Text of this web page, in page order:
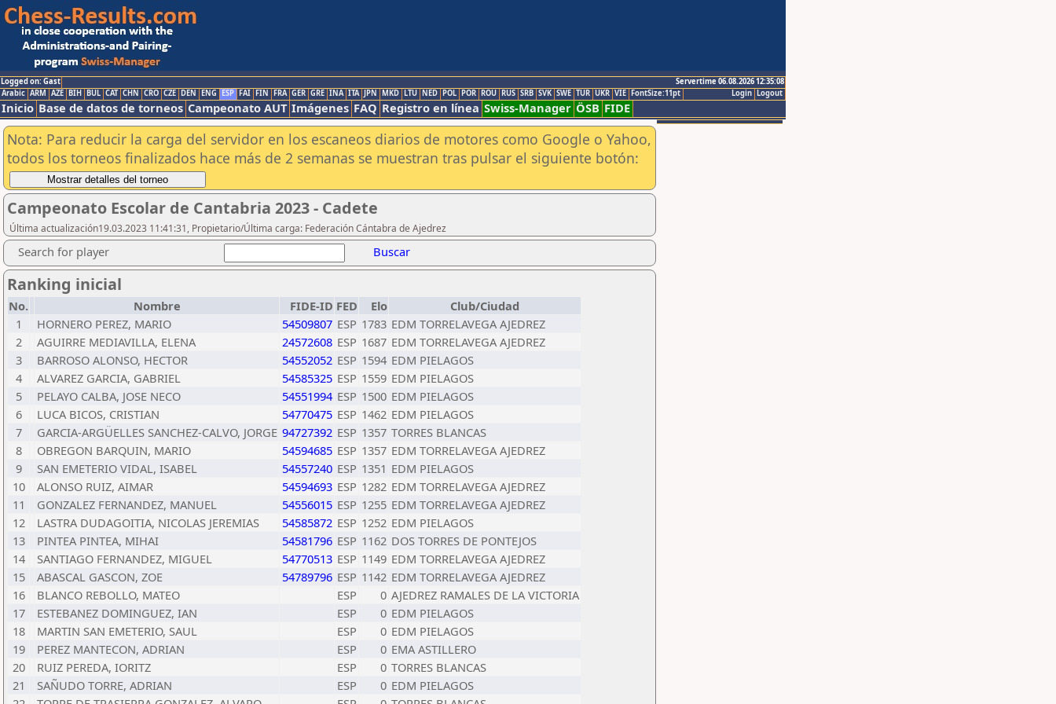
Logged on: Gast
Servertime 06.08.2026 12:35:08
Logout
Login
Arabic ARM AZE BIH BUL CAT CHN CRO CZE DEN ENG ESP FAI FIN FRA GER GRE INA ITA JPN MKD LTU NED POL POR ROU RUS SRB SVK SWE TUR UKR VIE FontSize:11pt
Inicio Base de datos de torneos Campeonato AUT Imágenes FAQ Registro en línea Swiss-Manager ÖSB FIDE
Nota: Para reducir la carga del servidor en los escaneos diarios de motores como Google o Yahoo,
todos los torneos finalizados hace más de 2 semanas se muestran tras pulsar el siguiente botón:
Campeonato Escolar de Cantabria 2023 - Cadete
Última actualización19.03.2023 11:41:31, Propietario/Última carga: Federación Cántabra de Ajedrez
Search for player Buscar
Ranking inicial
No. Nombre FIDE-ID FED Elo
Club/Ciudad
1
HORNERO PEREZ, MARIO 54509807 ESP 1783 EDM TORRELAVEGA AJEDREZ
2
AGUIRRE MEDIAVILLA, ELENA 24572608 ESP 1687 EDM TORRELAVEGA AJEDREZ
3
BARROSO ALONSO, HECTOR 54552052 ESP 1594 EDM PIELAGOS
4
ALVAREZ GARCIA, GABRIEL 54585325 ESP 1559 EDM PIELAGOS
5
PELAYO CALBA, JOSE NECO 54551994 ESP 1500 EDM PIELAGOS
6
LUCA BICOS, CRISTIAN 54770475 ESP 1462 EDM PIELAGOS
7
GARCIA-ARGÜELLES SANCHEZ-CALVO, JORGE 94727392 ESP 1357 TORRES BLANCAS
8
OBREGON BARQUIN, MARIO 54594685 ESP 1357 EDM TORRELAVEGA AJEDREZ
9
SAN EMETERIO VIDAL, ISABEL 54557240 ESP 1351 EDM PIELAGOS
10
ALONSO RUIZ, AIMAR 54594693 ESP 1282 EDM TORRELAVEGA AJEDREZ
11
GONZALEZ FERNANDEZ, MANUEL 54556015 ESP 1255 EDM TORRELAVEGA AJEDREZ
12
LASTRA DUDAGOITIA, NICOLAS JEREMIAS 54585872 ESP 1252 EDM PIELAGOS
13
PINTEA PINTEA, MIHAI 54581796 ESP 1162 DOS TORRES DE PONTEJOS
14
SANTIAGO FERNANDEZ, MIGUEL 54770513 ESP 1149 EDM TORRELAVEGA AJEDREZ
15
ABASCAL GASCON, ZOE 54789796 ESP 1142 EDM TORRELAVEGA AJEDREZ
16
BLANCO REBOLLO, MATEO ESP 0 AJEDREZ RAMALES DE LA VICTORIA
17
ESTEBANEZ DOMINGUEZ, IAN ESP 0 EDM PIELAGOS
18
MARTIN SAN EMETERIO, SAUL ESP 0 EDM PIELAGOS
19
PEREZ MANTECON, ADRIAN ESP 0 EMA ASTILLERO
20
RUIZ PEREDA, IORITZ ESP 0 TORRES BLANCAS
21
SAÑUDO TORRE, ADRIAN ESP 0 EDM PIELAGOS